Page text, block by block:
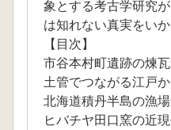
象とする考古学研究
は知れない真実をい
【目次】
市谷本村町遺跡の煉
土管でつながる江戸
北海道積丹半島の漁
ヒバチヤ田口窯の近